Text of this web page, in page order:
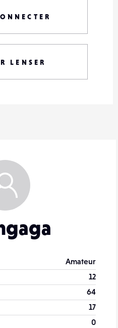
Amateur
12
64
17
0
LENSER